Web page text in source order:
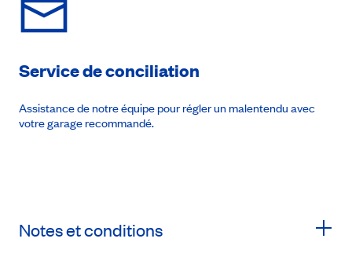
Service de conciliation
Assistance de notre équipe pour régler un malentendu avec
votre garage recommandé.
Notes et conditions